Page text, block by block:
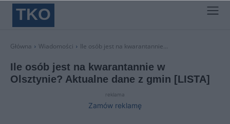
TKO
Główna Wiadomości Ile osób jest na kwarantannie...
Ile osób jest na kwarantannie w
Olsztynie? Aktualne dane z gmin [LISTA]
reklama
Zamów reklamę